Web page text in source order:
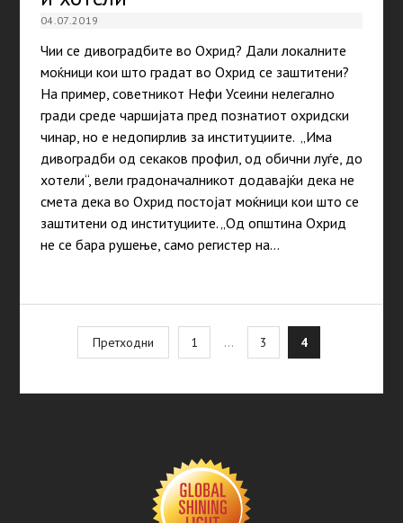
04.07.2019
Чии се дивоградбите во Охрид? Дали локалните
моќници кои што градат во Охрид се заштитени?
На пример, советникот Нефи Усеини нелегално
гради среде чаршијата пред познатиот охридски
чинар, но е недопирлив за институциите. „Има
дивоградби од секаков профил, од обични луѓе, до
хотели“, вели градоначалникот додавајќи дека не
смета дека во Охрид постојат моќници кои што се
заштитени од институциите. „Од општина Охрид
не се бара рушење, само регистер на…
pagination
Претходни 1 … 3 4